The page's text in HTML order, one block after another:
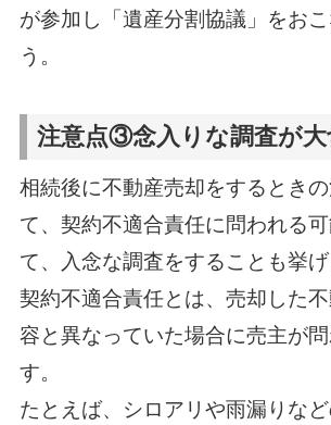
が参加し「遺産分割協議」をお
う。
注意点③念入りな調査が大
相続後に不動産売却をするとき
て、契約不適合責任に問われる
て、入念な調査をすることも挙げ
契約不適合責任とは、売却した
容と異なっていた場合に売主が
す。
たとえば、シロアリや雨漏りな